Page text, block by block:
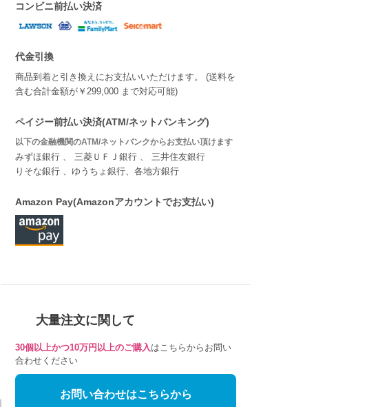
コンビニ前払い決済
代金引換
商品到着と引き換えにお支払いいただけます。 (送料を
含む合計金額が￥299,000 まで対応可能)
ペイジー前払い決済(ATM/ネットバンキング)
以下の金融機関のATM/ネットバンクからお支払い頂けます
みずほ銀行 、 三菱ＵＦＪ銀行 、 三井住友銀行
りそな銀行 、ゆうちょ銀行、各地方銀行
Amazon Pay(Amazonアカウントでお支払い)
大量注文に関して
30個以上かつ10万円以上のご購入 はこちらからお問い
合わせください
お問い合わせはこちらから